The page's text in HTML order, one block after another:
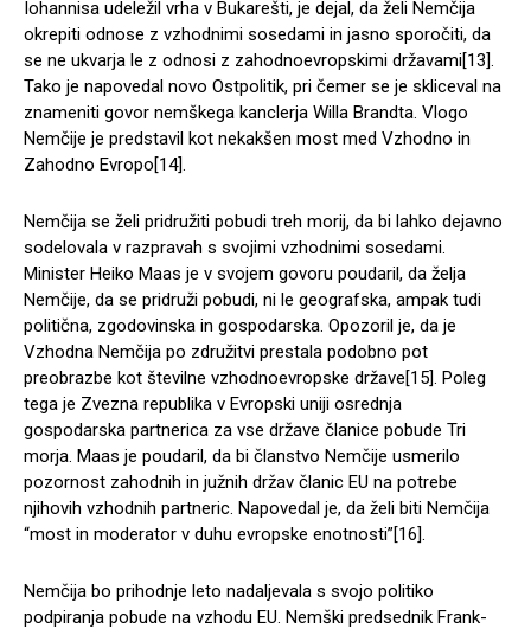
Iohannisa udeležil vrha v Bukarešti, je dejal, da želi Nemčija
okrepiti odnose z vzhodnimi sosedami in jasno sporočiti, da
se ne ukvarja le z odnosi z zahodnoevropskimi državami[13].
Tako je napovedal novo Ostpolitik, pri čemer se je skliceval na
znameniti govor nemškega kanclerja Willa Brandta. Vlogo
Nemčije je predstavil kot nekakšen most med Vzhodno in
Zahodno Evropo[14].
Nemčija se želi pridružiti pobudi treh morij, da bi lahko dejavno
sodelovala v razpravah s svojimi vzhodnimi sosedami.
Minister Heiko Maas je v svojem govoru poudaril, da želja
Nemčije, da se pridruži pobudi, ni le geografska, ampak tudi
politična, zgodovinska in gospodarska. Opozoril je, da je
Vzhodna Nemčija po združitvi prestala podobno pot
preobrazbe kot številne vzhodnoevropske države[15]. Poleg
tega je Zvezna republika v Evropski uniji osrednja
gospodarska partnerica za vse države članice pobude Tri
morja. Maas je poudaril, da bi članstvo Nemčije usmerilo
pozornost zahodnih in južnih držav članic EU na potrebe
njihovih vzhodnih partneric. Napovedal je, da želi biti Nemčija
“most in moderator v duhu evropske enotnosti”[16].
Nemčija bo prihodnje leto nadaljevala s svojo politiko
podpiranja pobude na vzhodu EU. Nemški predsednik Frank-